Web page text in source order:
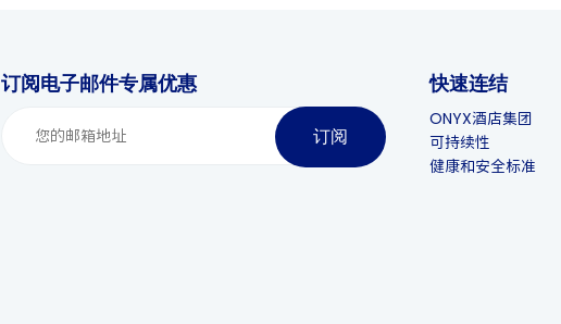
订阅电子邮件专属优惠
订阅
快速连结
ONYX酒店集团
可持续性
健康和安全标准